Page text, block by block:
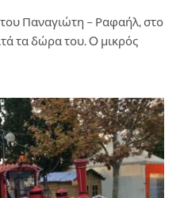
του Παναγιώτη – Ραφαήλ, στο
τα δώρα του. O μικρός